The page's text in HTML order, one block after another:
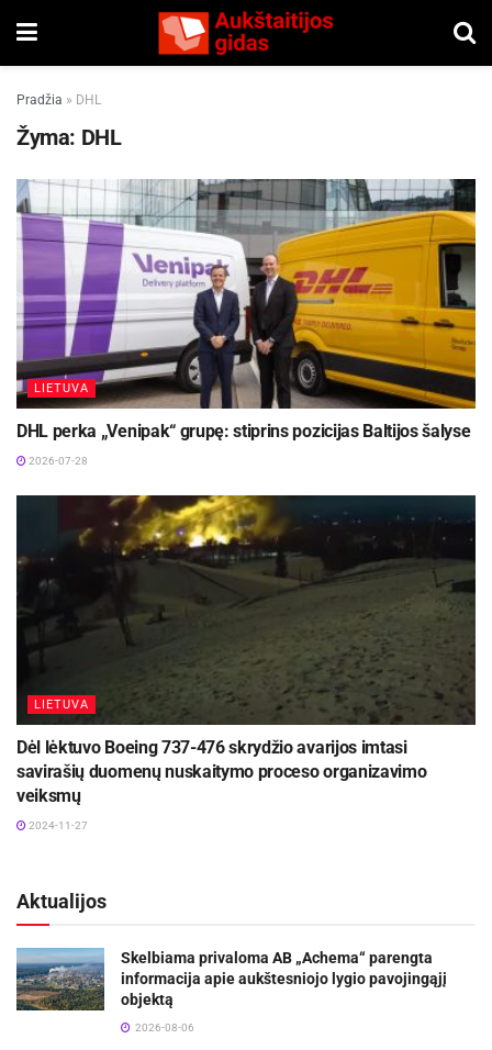
Pradžia » DHL
Žyma: DHL
LIETUVA
DHL perka „Venipak“ grupę: stiprins pozicijas Baltijos šalyse
2026-07-28
LIETUVA
Dėl lėktuvo Boeing 737-476 skrydžio avarijos imtasi
savirašių duomenų nuskaitymo proceso organizavimo
veiksmų
2024-11-27
Aktualijos
Skelbiama privaloma AB „Achema“ parengta
informacija apie aukštesniojo lygio pavojingąjį
objektą
2026-08-06